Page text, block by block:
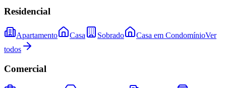
Residencial
Apartamento Casa Sobrado Casa em CondomínioVer
todos
Comercial